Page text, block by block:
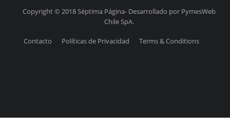
Copyright © 2018 Séptima Página- Desarrollado por PymesWeb
Chile SpA.
Contacto Políticas de Privacidad Terms & Conditions